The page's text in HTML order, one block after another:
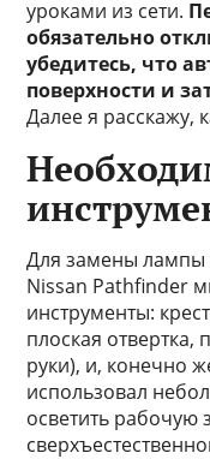
уроками из сети.
обязательно
убедитесь, что
поверхности и
Далее я расскажу,
Для замены лампы
Nissan Pathfinder
инструменты:
плоская отвертка,
руки), и, конечно
использовал
осветить рабочую